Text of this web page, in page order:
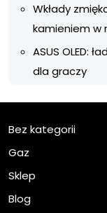
Wkłady
kamieniem w
ASUS OLED:
dla graczy
Bez kategorii
Gaz
Sklep
Blog